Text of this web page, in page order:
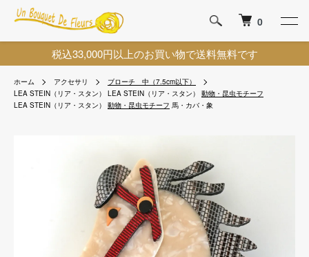
税込33,000円以上のお買い物で送料無料です
0
ホーム アクセサリ
ブローチ 中（7.5cm以下）
LEA STEIN（リア・スタン）
LEA STEIN（リア・スタン）
動物・昆虫モチーフ
LEA STEIN（リア・スタン）
動物・昆虫モチーフ 馬・カバ・象